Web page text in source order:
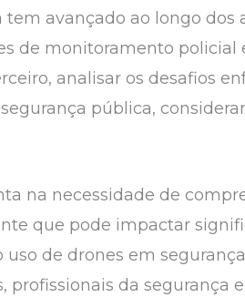
avançado ao longo dos
de monitoramento policial
analisar os desafios
pública,
na necessidade de
que pode impactar
de drones em
profissionais da segurança